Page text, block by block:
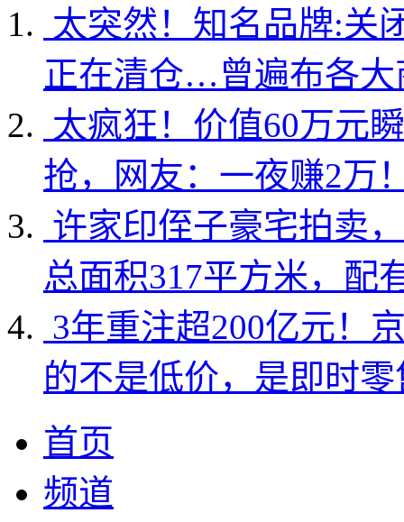
太突然！知名品牌:关
正在清仓…曾遍布各大
太疯狂！价值60万元
抢，网友：一夜赚2万
许家印侄子豪宅拍卖
总面积317平方米，配
3年重注超200亿元！
的不是低价，是即时
首页
频道